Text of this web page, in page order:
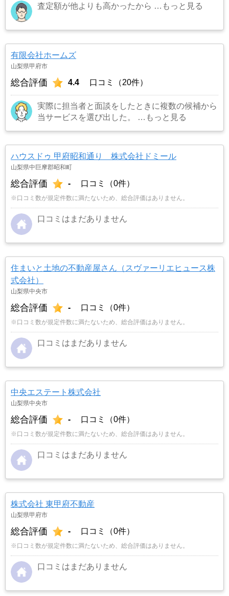
査定額が他よりも高かったから …もっと見る
有限会社ホームズ
山梨県甲府市
総合評価 4.4 口コミ（20件）
実際に担当者と面談をしたときに複数の候補から
当サービスを選び出した。
…もっと見る
ハウスドゥ 甲府昭和通り 株式会社ドミール
山梨県中巨摩郡昭和町
総合評価 - 口コミ（0件）
※口コミ数が規定件数に満たないため、総合評価はありません。
口コミはまだありません
住まいと土地の不動産屋さん（スヴァーリエヒュース株
式会社）
山梨県中央市
総合評価 - 口コミ（0件）
※口コミ数が規定件数に満たないため、総合評価はありません。
口コミはまだありません
中央エステート株式会社
山梨県中央市
総合評価 - 口コミ（0件）
※口コミ数が規定件数に満たないため、総合評価はありません。
口コミはまだありません
株式会社 東甲府不動産
山梨県甲府市
総合評価 - 口コミ（0件）
※口コミ数が規定件数に満たないため、総合評価はありません。
口コミはまだありません